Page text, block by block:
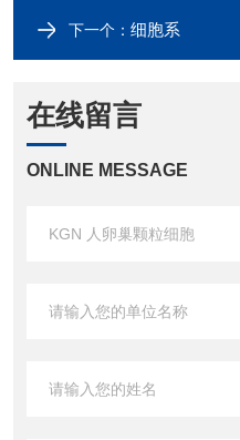
下一个： 细胞系
在线留言
ONLINE MESSAGE